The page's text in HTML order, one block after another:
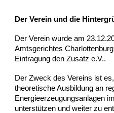
Der Verein und die
Der Verein wurde am
Amtsgerichtes
Eintragung den Zusatz e.V..
Der Zweck des Vereins ist
theoretische Ausbildung an
Energieerzeugungsanlagen
unterstützen und weiter zu